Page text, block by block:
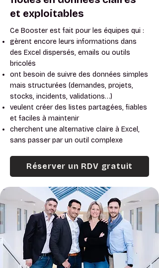
et exploitables
Ce Booster est fait pour les équipes qui :
gèrent encore leurs informations dans
des Excel dispersés, emails ou outils
bricolés
ont besoin de suivre des données simples
mais structurées (demandes, projets,
stocks, incidents, validations…)
veulent créer des listes partagées, fiables
et faciles à maintenir
cherchent une alternative claire à Excel,
sans passer par un outil complexe
Réserver un RDV gratuit